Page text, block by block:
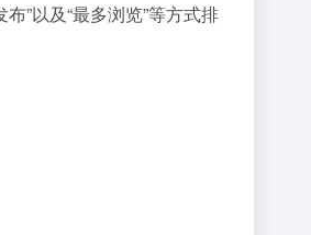
”以及“最多浏览”等方式排